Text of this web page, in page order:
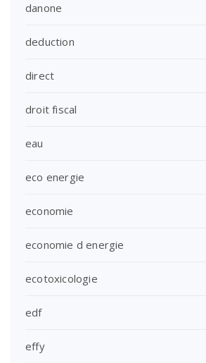
danone
deduction
direct
droit fiscal
eau
eco energie
economie
economie d energie
ecotoxicologie
edf
effy